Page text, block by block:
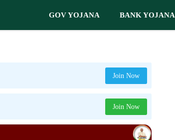
GOV YOJANA BANK YOJANA
Join Now
Join Now